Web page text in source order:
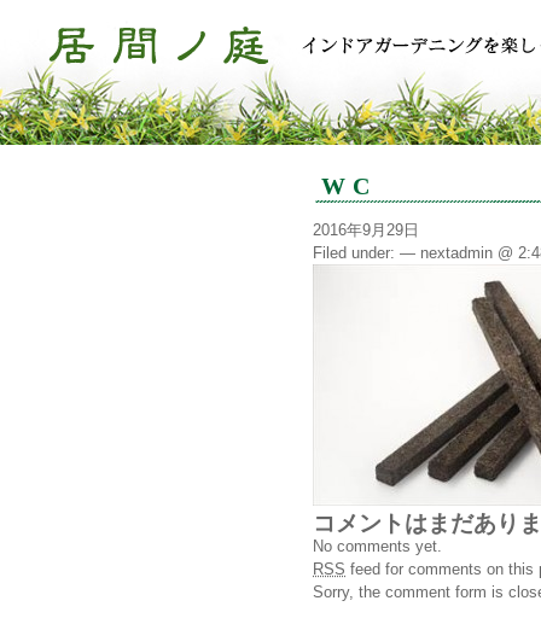
WC
2016年9月29日
Filed under: — nextadmin @
コメントはまだあり
No comments yet.
RSS feed for comments on this
Sorry, the comment form is